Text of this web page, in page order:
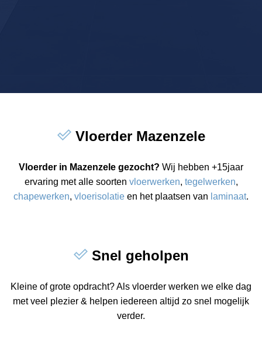
Vloerder Mazenzele
Vloerder in Mazenzele gezocht? Wij hebben +15jaar
ervaring met alle soorten vloerwerken, tegelwerken,
chapewerken, vloerisolatie en het plaatsen van laminaat.
Snel geholpen
Kleine of grote opdracht? Als vloerder werken we elke dag
met veel plezier & helpen iedereen altijd zo snel mogelijk
verder.